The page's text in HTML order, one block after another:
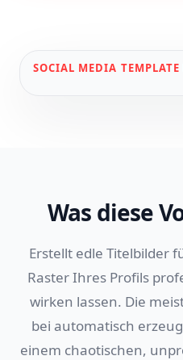
SOCIAL MEDIA TEMPLATE
Was diese
Erstellt edle Titelbilder
Raster Ihres Profils
wirken lassen. Die
bei automatisch
einem chaotischen,